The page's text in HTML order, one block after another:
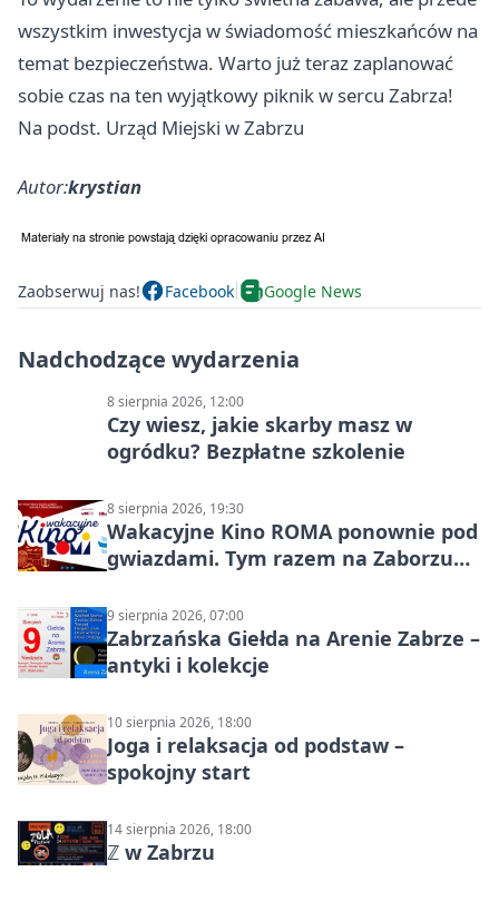
wszystkim inwestycja w świadomość mieszkańców na
temat bezpieczeństwa. Warto już teraz zaplanować
sobie czas na ten wyjątkowy piknik w sercu Zabrza!
Na podst. Urząd Miejski w Zabrzu
Autor:krystian
Zaobserwuj nas! Facebook Google News
Nadchodzące wydarzenia
8 sierpnia 2026, 12:00
Czy wiesz, jakie skarby masz w
ogródku? Bezpłatne szkolenie
8 sierpnia 2026, 19:30
Wakacyjne Kino ROMA ponownie pod
gwiazdami. Tym razem na Zaborzu
9 sierpnia 2026, 07:00
Zabrzańska Giełda na Arenie Zabrze –
antyki i kolekcje
10 sierpnia 2026, 18:00
Joga i relaksacja od podstaw –
spokojny start
14 sierpnia 2026, 18:00
ℤ w Zabrzu